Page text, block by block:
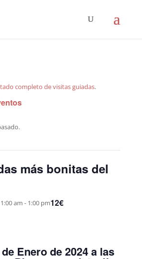
completo de visitas guiadas.
más bonitas del
am - 1:00 pm12€
Enero de 2024 a las